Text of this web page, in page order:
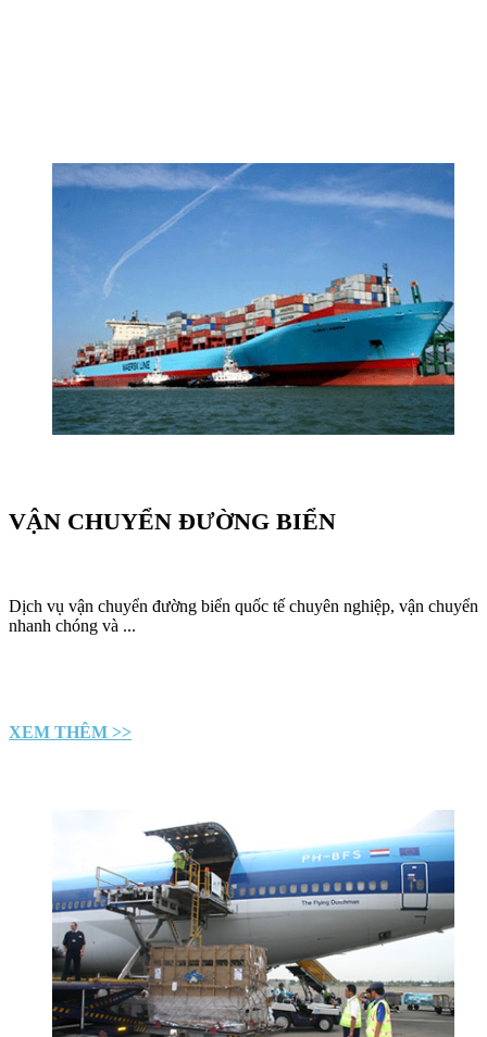
VẬN CHUYỂN ĐƯỜNG BIỂN
Dịch vụ vận chuyển đường biển quốc tế chuyên nghiệp, vận chuyển
nhanh chóng và ...
XEM THÊM >>